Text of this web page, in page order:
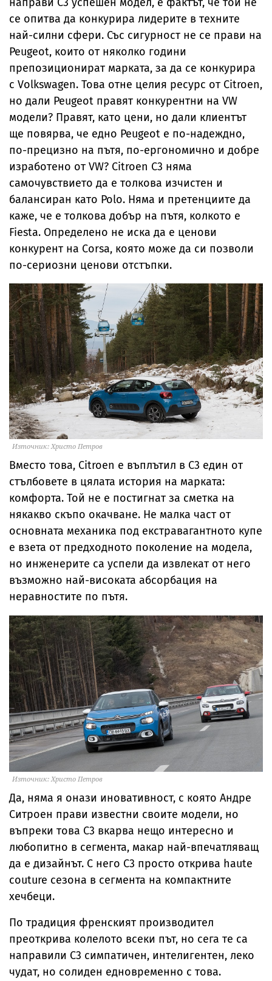
се опитва да конкурира лидерите в техните
най-силни сфери. Със сигурност не се прави на
Peugeot, които от няколко години
препозиционират марката, за да се конкурира
с Volkswagen. Това отне целия ресурс от Citroen,
но дали Peugeot правят конкурентни на VW
модели? Правят, като цени, но дали клиентът
ще повярва, че едно Peugeot е по-надеждно,
по-прецизно на пътя, по-ергономично и добре
изработено от VW? Citroen C3 няма
самочувствието да е толкова изчистен и
балансиран като Polo. Няма и претенциите да
каже, че е толкова добър на пътя, колкото е
Fiesta. Определено не иска да е ценови
конкурент на Corsa, която може да си позволи
по-сериозни ценови отстъпки.
Източник: Христо Петров
Вместо това, Citroen е въплътил в С3 един от
стълбовете в цялата история на марката:
комфорта. Той не е постигнат за сметка на
някакво скъпо окачване. Не малка част от
основната механика под екстравагантното купе
е взета от предходното поколение на модела,
но инженерите са успели да извлекат от него
възможно най-високата абсорбация на
неравностите по пътя.
Източник: Христо Петров
Да, няма я онази иновативност, с която Андре
Ситроен прави известни своите модели, но
въпреки това С3 вкарва нещо интересно и
любопитно в сегмента, макар най-впечатляващ
да е дизайнът. С него С3 просто открива haute
couture сезона в сегмента на компактните
хечбеци.
По традиция френският производител
преоткрива колелото всеки път, но сега те са
направили С3 симпатичен, интелигентен, леко
чудат, но солиден едновременно с това.